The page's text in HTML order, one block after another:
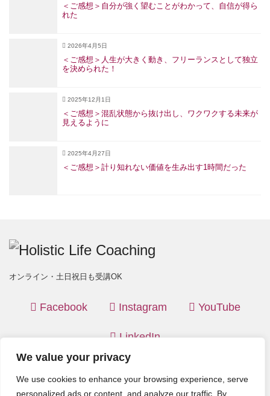
We value your privacy
We use cookies to enhance your browsing experience, serve
personalized ads or content, and analyze our traffic. By
＜ご感想＞自分が強く望むことがわかって、自信が得ら
れた
2026年4月5日
＜ご感想＞人生が大きく動き、フリーランスとして独立
を決められた！
2025年12月1日
＜ご感想＞混乱状態から抜け出し、ワクワクする未来が
見えるように
2025年4月27日
＜ご感想＞計り知れない価値を生み出す1時間だった
オンライン・土日祝日も受講OK
Facebook Instagram YouTube
LinkedIn
LIQUID PRESS.